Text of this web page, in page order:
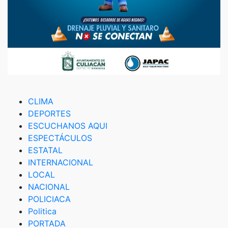
CLIMA
DEPORTES
ESCUCHANOS AQUI
ESPECTÁCULOS
ESTATAL
INTERNACIONAL
LOCAL
NACIONAL
POLICIACA
Politica
PORTADA